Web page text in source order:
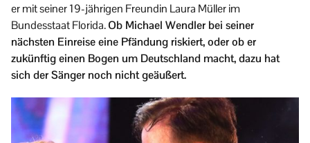
er mit seiner 19-jährigen Freundin Laura Müller im
Bundesstaat Florida.Ob Michael Wendler bei seiner
nächsten Einreise eine Pfändung riskiert, oder ob er
zukünftig einen Bogen um Deutschland macht, dazu hat
sich der Sänger noch nicht geäußert.